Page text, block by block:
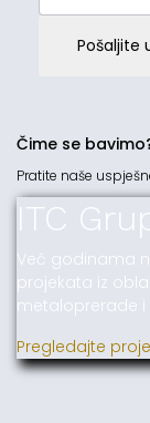
Pošaljite
Čime se
Pratite naše
ITC
Već godinama
projekata iz
metaloprerade i
Pregledajte